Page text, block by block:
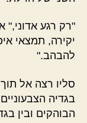
"רק רגע אדוני,"
יקירה, תמצאי
להבהב."
סליו רצה אל
בגדיה
הבוהקים ובין